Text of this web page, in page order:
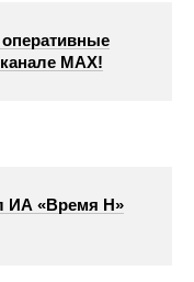
МАХ!
ИА «Время Н»